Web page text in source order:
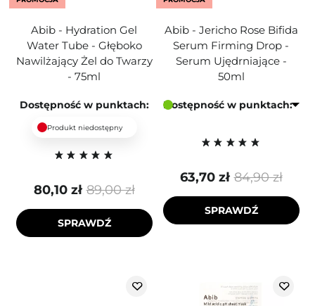
Abib - Hydration Gel
Water Tube - Głęboko
Nawilżający Żel do Twarzy
- 75ml
Dostępność w punktach:
Produkt niedostępny
89,00 zł
80,10 zł
SPRAWDŹ
Abib - Jericho Rose Bifida
Serum Firming Drop -
Serum Ujędrniające -
50ml
Dostępność w punktach:
84,90 zł
63,70 zł
SPRAWDŹ